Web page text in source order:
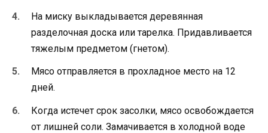
На миску выкладывается деревянная
разделочная доска или тарелка. Придавливается
тяжелым предметом (гнетом).
Мясо отправляется в прохладное место на 12
дней.
Когда истечет срок засолки, мясо освобождается
от лишней соли. Замачивается в холодной воде